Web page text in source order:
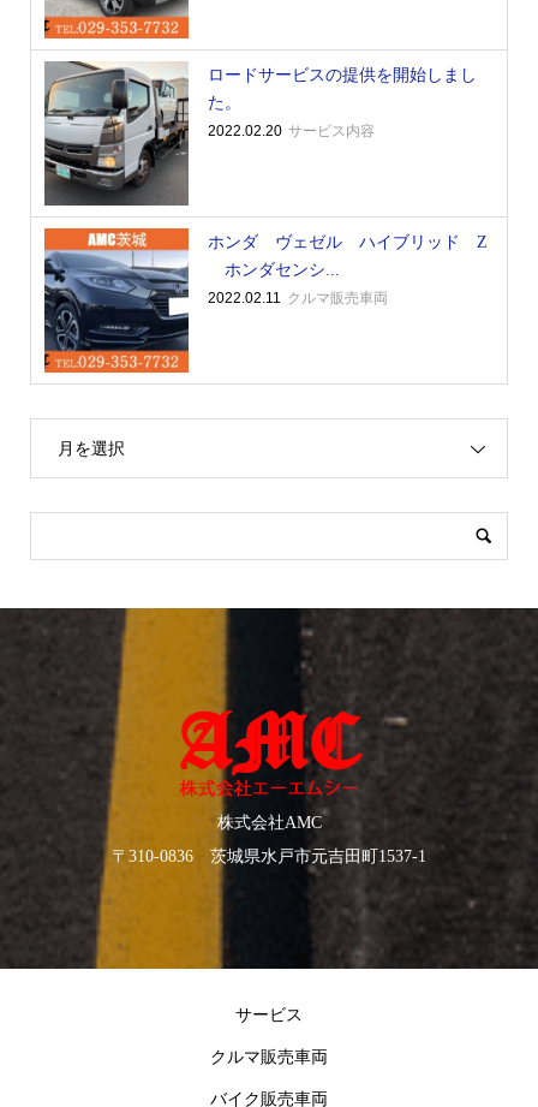
ロードサービスの提供を開始しまし
た。
2022.02.20 サービス内容
ホンダ ヴェゼル ハイブリッド Z
ホンダセンシ...
2022.02.11 クルマ販売車両
月を選択
株式会社AMC
〒310-0836 茨城県水戸市元吉田町1537-1
サービス
クルマ販売車両
バイク販売車両